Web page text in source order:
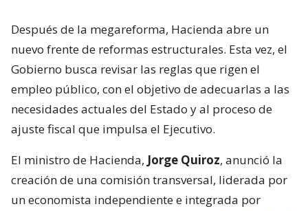
Después de la megareforma, Hacienda abre un
nuevo frente de reformas estructurales. Esta vez, el
Gobierno busca revisar las reglas que rigen el
empleo público, con el objetivo de adecuarlas a las
necesidades actuales del Estado y al proceso de
ajuste fiscal que impulsa el Ejecutivo.
El ministro de Hacienda, Jorge Quiroz, anunció la
creación de una comisión transversal, liderada por
un economista independiente e integrada por